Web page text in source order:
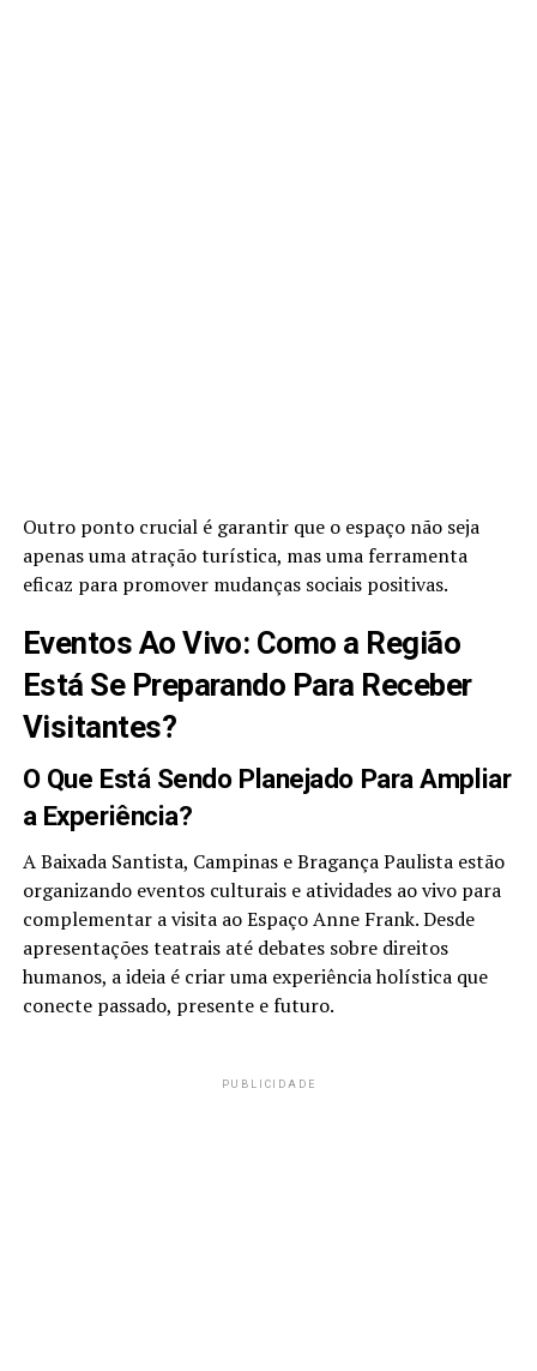
Outro ponto crucial é garantir que o espaço não seja
apenas uma atração turística, mas uma ferramenta
eficaz para promover mudanças sociais positivas.
Eventos Ao Vivo: Como a Região
Está Se Preparando Para Receber
Visitantes?
O Que Está Sendo Planejado Para Ampliar
a Experiência?
A Baixada Santista, Campinas e Bragança Paulista estão
organizando eventos culturais e atividades ao vivo para
complementar a visita ao Espaço Anne Frank. Desde
apresentações teatrais até debates sobre direitos
humanos, a ideia é criar uma experiência holística que
conecte passado, presente e futuro.
PUBLICIDADE